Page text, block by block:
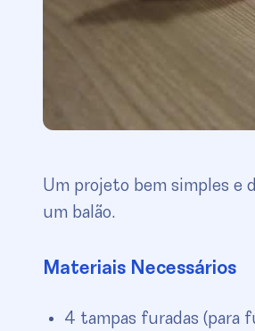
Um projeto bem simples e
um balão.
Materiais Necessários
4 tampas furadas (para